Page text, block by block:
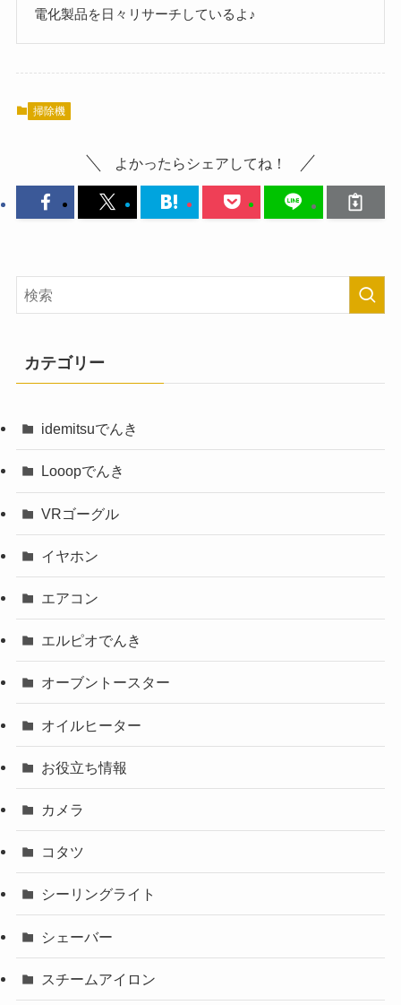
電化製品を日々リサーチしているよ♪
掃除機
よかったらシェアしてね！
カテゴリー
idemitsuでんき
Looopでんき
VRゴーグル
イヤホン
エアコン
エルピオでんき
オーブントースター
オイルヒーター
お役立ち情報
カメラ
コタツ
シーリングライト
シェーバー
スチームアイロン